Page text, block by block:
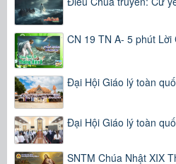
CN 19 TN A- 5 phút
Đại Hội Giáo lý toàn
Đại Hội Giáo lý toàn
SNTM Chúa Nhật XIX